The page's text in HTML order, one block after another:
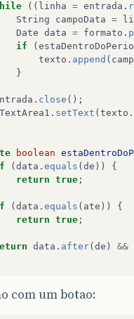
(( linha = entrada .
String
campoData =
Date data = formato .
if
(
texto . append (
}
. close ();
. setText ( texto .
boolean
( data . equals ( de ))
{
return true ;
( data . equals ( ate ))
{
return true ;
data . after( de ) &&
com um botao: